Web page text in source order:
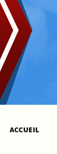
ACCUEIL